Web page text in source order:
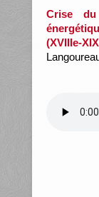
Crise du
(XVIIIe-